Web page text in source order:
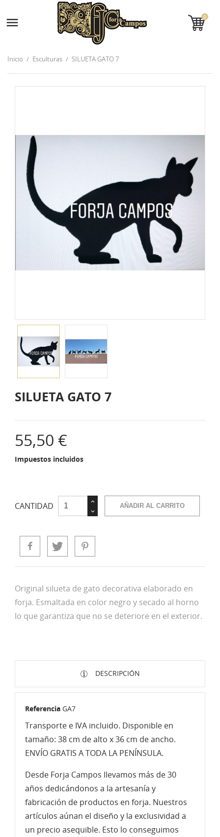
 0
Inicio Esculturas SILUETA GATO 7
SILUETA GATO 7
55,50 €
Impuestos incluidos
CANTIDAD AÑADIR AL CARRITO
Original silueta de gato decorativa elaborado en
forja. Esmaltada en color negro y secado al horno
lo que garantiza que no se deteriore en el exterior.
DESCRIPCIÓN
Referencia GA7
Transporte e IVA incluido. Disponible en
tamaño: 38 cm de alto x 36 cm de ancho.
ENVÍO GRATIS A TODA LA PENÍNSULA.
Desde Forja Campos llevamos más de 30
años dedicándonos a la artesanía y
fabricación de productos en forja. Nuestros
artículos aúnan el diseño y la exclusividad a
un precio asequible. Esto lo conseguimos